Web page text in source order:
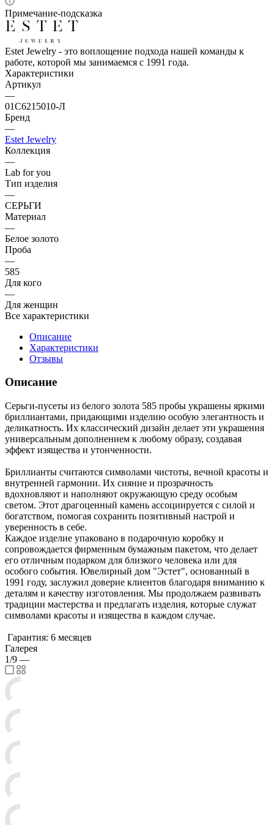
Примечание-подсказка
Estet Jewelry - это воплощение подхода нашей команды к
работе, которой мы занимаемся с 1991 года.
Характеристики
Артикул
—
01С6215010-Л
Бренд
—
Estet Jewelry
Коллекция
—
Lab for you
Тип изделия
—
СЕРЬГИ
Материал
—
Белое золото
Проба
—
585
Для кого
—
Для женщин
Все характеристики
Описание
Характеристики
Отзывы
Описание
Серьги-пусеты из белого золота 585 пробы украшены яркими
бриллиантами, придающими изделию особую элегантность и
деликатность. Их классический дизайн делает эти украшения
универсальным дополнением к любому образу, создавая
эффект изящества и утонченности.
Бриллианты считаются символами чистоты, вечной красоты и
внутренней гармонии. Их сияние и прозрачность
вдохновляют и наполняют окружающую среду особым
светом. Этот драгоценный камень ассоциируется с силой и
богатством, помогая сохранить позитивный настрой и
уверенность в себе.
Каждое изделие упаковано в подарочную коробку и
сопровождается фирменным бумажным пакетом, что делает
его отличным подарком для близкого человека или для
особого события. Ювелирный дом "Эстет", основанный в
1991 году, заслужил доверие клиентов благодаря вниманию к
деталям и качеству изготовления. Мы продолжаем развивать
традиции мастерства и предлагать изделия, которые служат
символами красоты и изящества в каждом случае.
Гарантия: 6 месяцев
Галерея
1/9 —